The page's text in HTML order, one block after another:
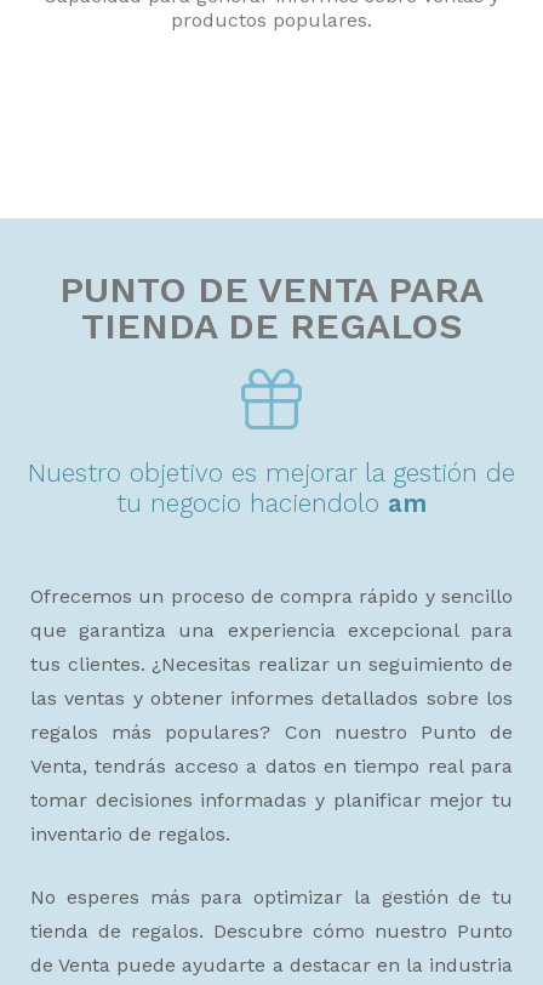
productos populares.
PUNTO DE VENTA PARA
TIENDA DE REGALOS
Nuestro objetivo es mejorar la gestión de
tu negocio haciendolo am igab
Ofrecemos un proceso de compra rápido y sencillo
que garantiza una experiencia excepcional para
tus clientes. ¿Necesitas realizar un seguimiento de
las ventas y obtener informes detallados sobre los
regalos más populares? Con nuestro Punto de
Venta, tendrás acceso a datos en tiempo real para
tomar decisiones informadas y planificar mejor tu
inventario de regalos.
No esperes más para optimizar la gestión de tu
tienda de regalos. Descubre cómo nuestro Punto
de Venta puede ayudarte a destacar en la industria